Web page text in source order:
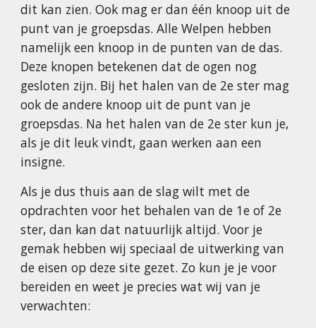
dit kan zien. Ook mag er dan één knoop uit de
punt van je groepsdas. Alle Welpen hebben
namelijk een knoop in de punten van de das.
Deze knopen betekenen dat de ogen nog
gesloten zijn. Bij het halen van de 2e ster mag
ook de andere knoop uit de punt van je
groepsdas. Na het halen van de 2e ster kun je,
als je dit leuk vindt, gaan werken aan een
insigne.
Als je dus thuis aan de slag wilt met de
opdrachten voor het behalen van de 1e of 2e
ster, dan kan dat natuurlijk altijd. Voor je
gemak hebben wij speciaal de uitwerking van
de eisen op deze site gezet. Zo kun je je voor
bereiden en weet je precies wat wij van je
verwachten: